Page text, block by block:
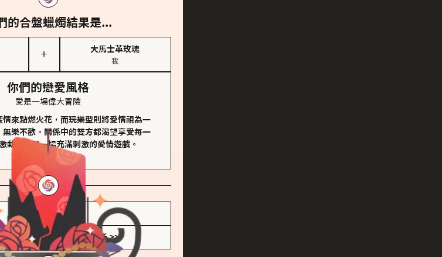
的合盤蠟燭結果是...
＋
大馬士革玫瑰
我
你們的戀愛風格
愛是一場偉大冒險
情來點燃火花，而玩樂型則將愛情視為一
無樂不歡。關係中的雙方都渴望享受每一
動，像是一場充滿刺激的愛情遊戲。
儲存我的結果圖
查看香氛類型全解析 >>>